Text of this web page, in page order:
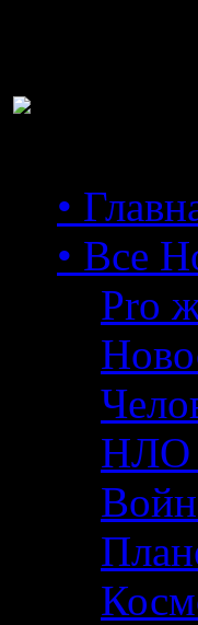
•
• Все
Pro
НЛО